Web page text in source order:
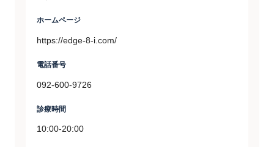
ホームページ
https://edge-8-i.com/
電話番号
092-600-9726
診療時間
10:00-20:00